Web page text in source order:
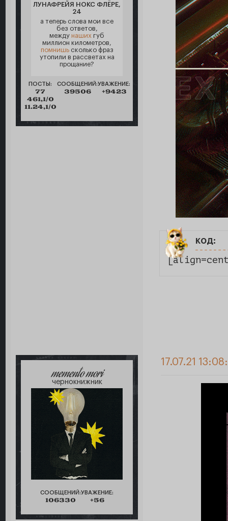
ЛУНАФРЕЙЯ НОКС ФЛЁРЕ,
24
а теперь слова мои все
без ответов,
между наших губ
миллион километров,
помнишьсколько фраз
утопили в рассветах на
прощание?
ПОСТЫ:
77
461,1/0
11.24,1/0
СООБЩЕНИЙ:
39506
УВАЖЕНИЕ:
+9423
код:
memento mori
чернокнижник
СООБЩЕНИЙ:
106330
УВАЖЕНИЕ:
+56
17.07.21